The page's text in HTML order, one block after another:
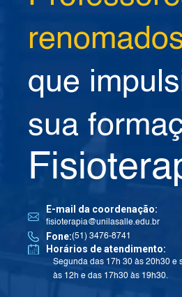
que
sua
E-mail da coordenação:
fisioterapia@unilasalle.edu.br
Fone:(51) 3476-8741
Horários de atendimento:
Segunda das 17h 30 às 20h30 e
às 12h e das 17h30 às 19h30.